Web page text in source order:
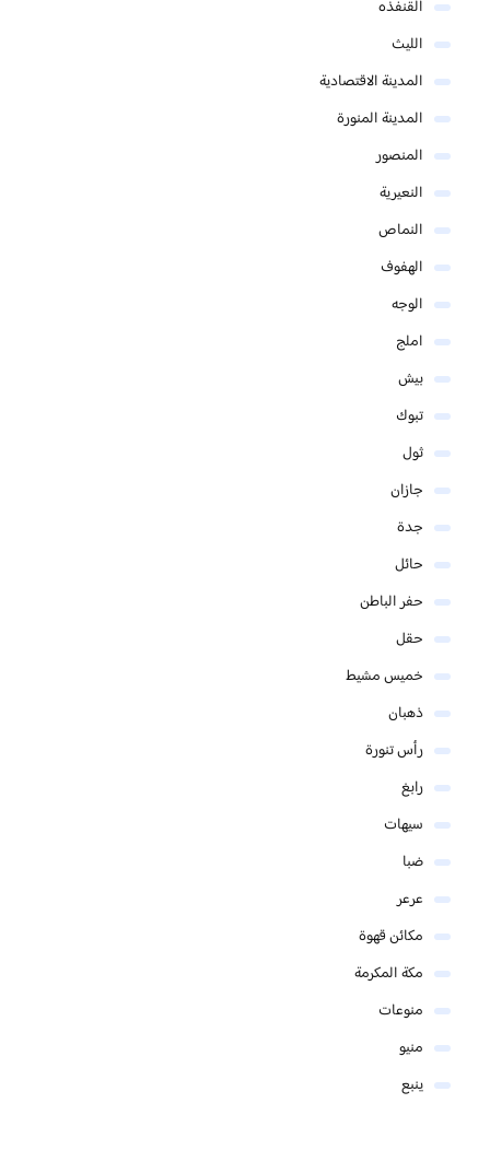
القنفذه
الليث
المدينة الاقتصادية
المدينة المنورة
المنصور
النعيرية
النماص
الهفوف
الوجه
املج
بيش
تبوك
ثول
جازان
جدة
حائل
حفر الباطن
حقل
خميس مشيط
ذهبان
رأس تنورة
رابغ
سيهات
ضبا
عرعر
مكائن قهوة
مكة المكرمة
منوعات
منيو
ينبع